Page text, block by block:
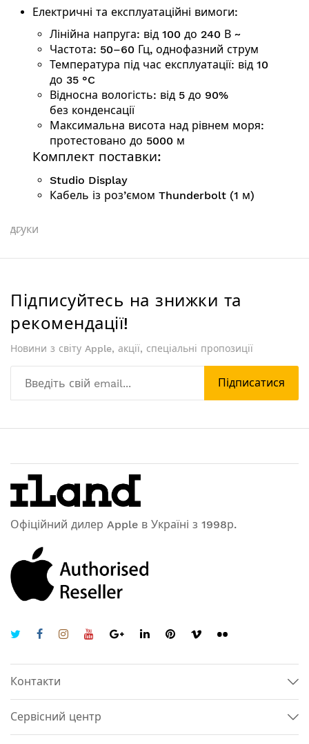
Електричні та експлуатаційні вимоги:
Лінійна напруга: від 100 до 240 В ~
Частота: 50–60 Гц, однофазний струм
Температура під час експлуатації: від 10
до 35 °C
Відносна вологість: від 5 до 90%
без конденсації
Максимальна висота над рівнем моря:
протестовано до 5000 м
Комплект поставки:
Studio Display
Кабель із роз’ємом Thunderbolt (1 м)
Відгуки
Підписуйтесь на знижки та
рекомендації!
Новини з світу Apple, акції, спеціальні пропозиції
Підписатися
Офіційний дилер Apple в Україні з 1998р.
Контакти
Сервісний центр